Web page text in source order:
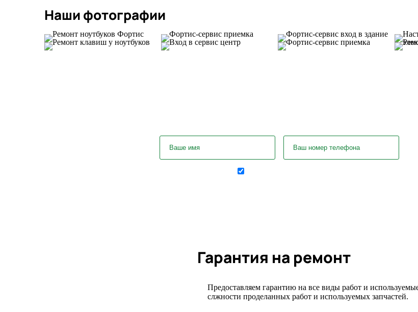
Наши фотографии
Гарантия на ремонт
Предоставляем гарантию на все виды работ и
слжности проделанных работ и используемых запчастей.